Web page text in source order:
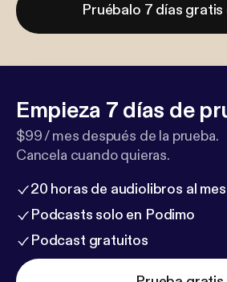
Pruébalo 7 días
Empieza 7 días de
$99 / mes después de la prueba.
Cancela cuando quieras.
20 horas de audiolibros al mes
Podcasts solo en Podimo
Podcast gratuitos